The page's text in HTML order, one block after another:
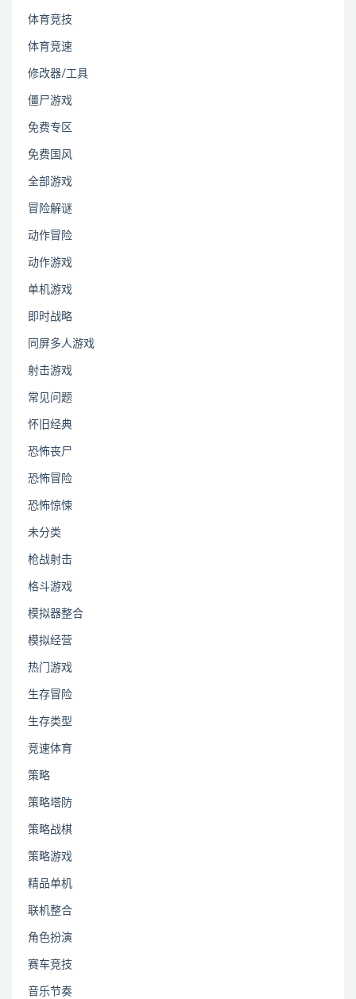
体育竞技
体育竞速
修改器/工具
僵尸游戏
免费专区
免费国风
全部游戏
冒险解谜
动作冒险
动作游戏
单机游戏
即时战略
同屏多人游戏
射击游戏
常见问题
怀旧经典
恐怖丧尸
恐怖冒险
恐怖惊悚
未分类
枪战射击
格斗游戏
模拟器整合
模拟经营
热门游戏
生存冒险
生存类型
竞速体育
策略
策略塔防
策略战棋
策略游戏
精品单机
联机整合
角色扮演
赛车竞技
音乐节奏